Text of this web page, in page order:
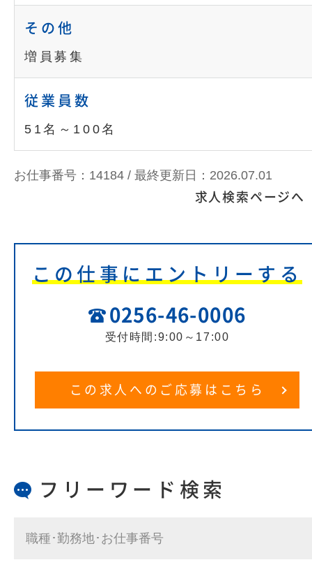
その他
増員募集
従業員数
51名～100名
お仕事番号：14184 / 最終更新日：2026.07.01
求人検索ページへ
この仕事にエントリーする
0256-46-0006
受付時間:9:00～17:00
この求人へのご応募はこちら
フリーワード検索